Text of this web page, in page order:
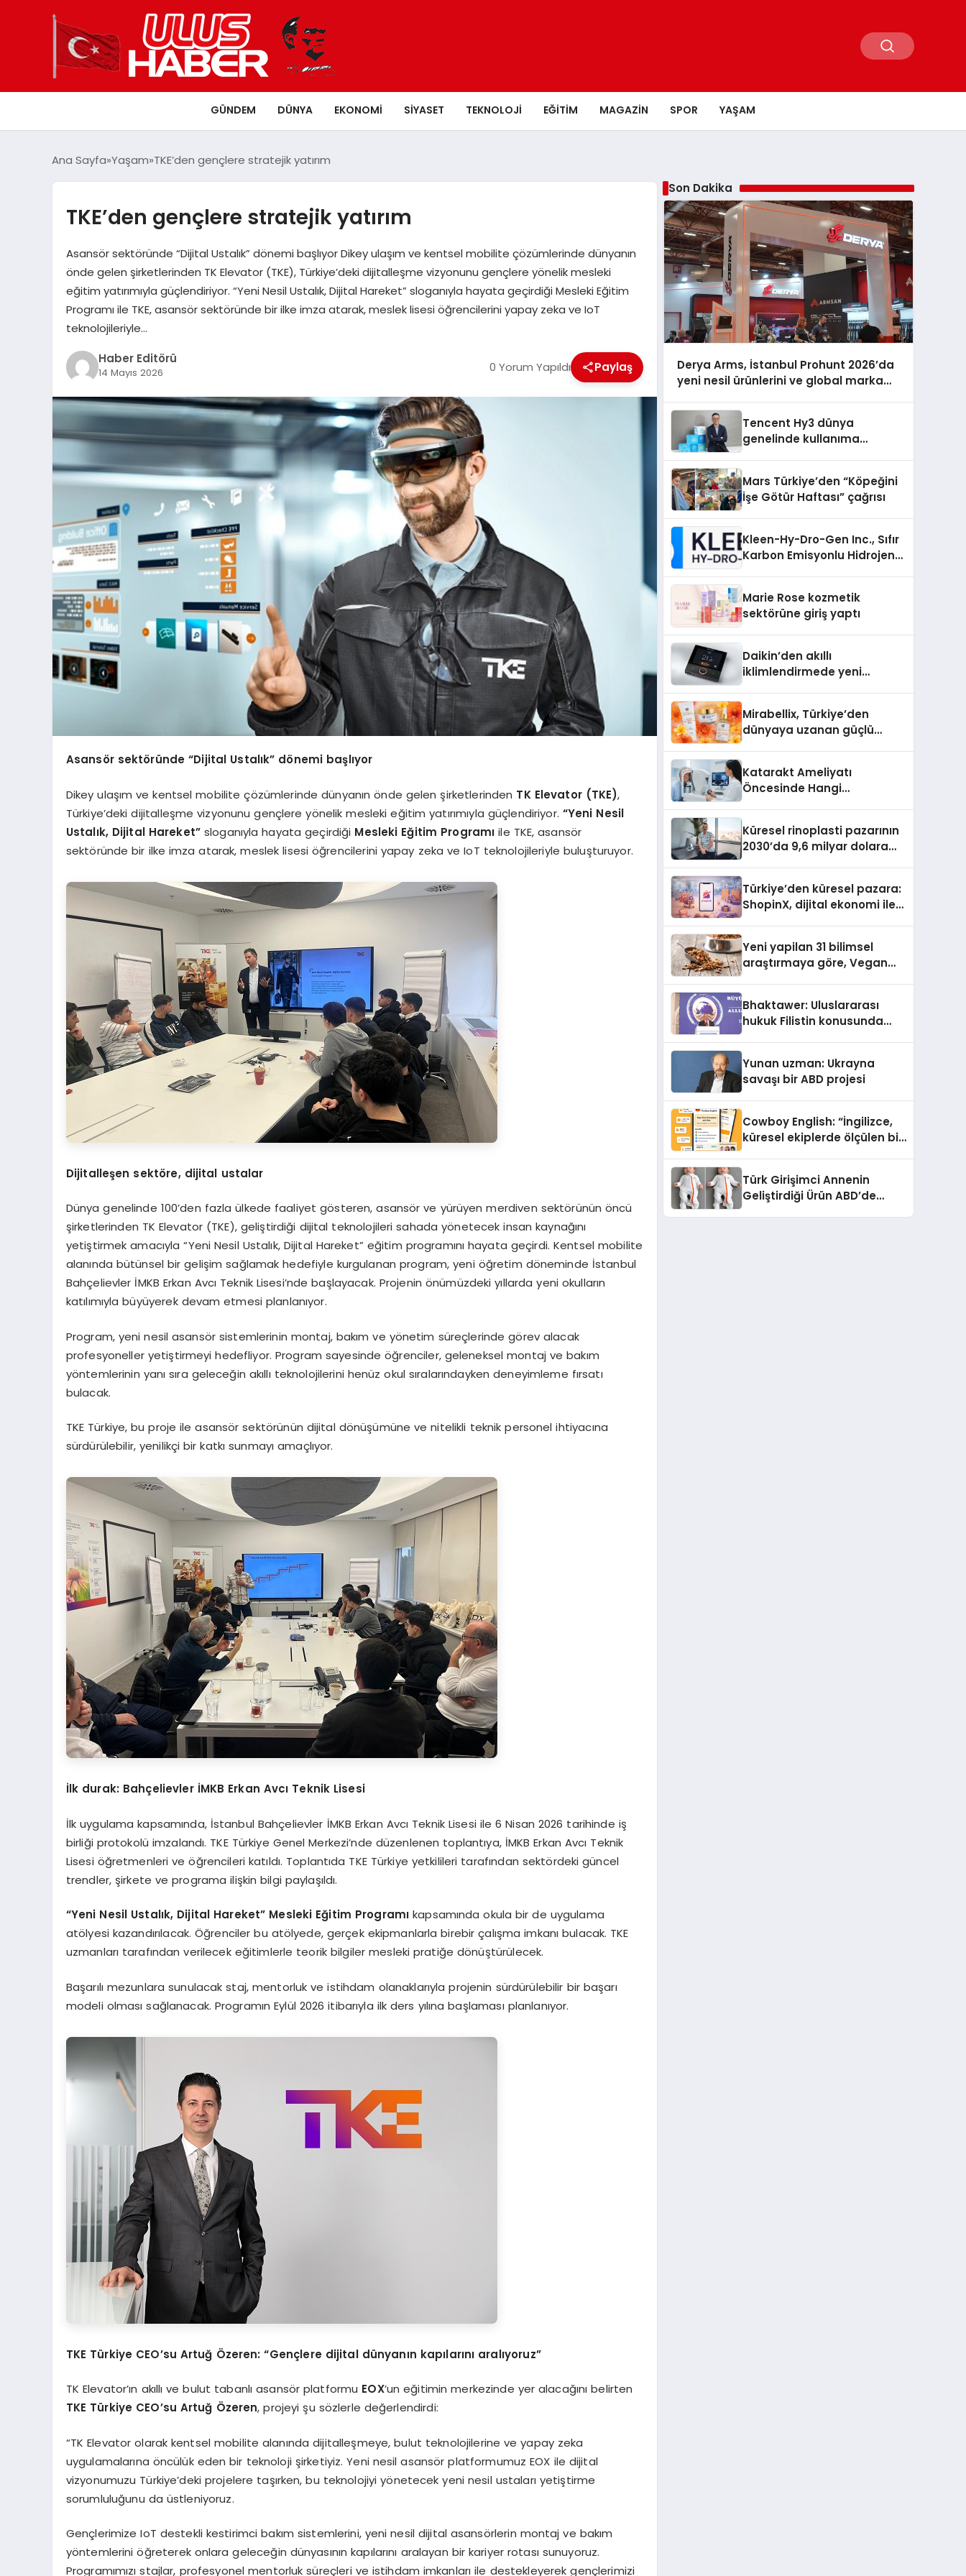
GÜNDEM DÜNYA EKONOMI SIYASET TEKNOLOJI EĞITIM MAGAZIN SPOR YAŞAM
Ana Sayfa Yaşam TKE’den gençlere stratejik yatırım
TKE’den gençlere stratejik yatırım
Asansör sektöründe “Dijital Ustalık” dönemi başlıyor Dikey ulaşım ve kentsel mobilite çözümlerinde dünyanın
önde gelen şirketlerinden TK Elevator (TKE), Türkiye’deki dijitalleşme vizyonunu gençlere yönelik mesleki
eğitim yatırımıyla güçlendiriyor. “Yeni Nesil Ustalık, Dijital Hareket” sloganıyla hayata geçirdiği Mesleki Eğitim
Programı ile TKE, asansör sektöründe bir ilke imza atarak, meslek lisesi öğrencilerini yapay zeka ve IoT
teknolojileriyle…
Haber Editörü
14 Mayıs 2026 0 Yorum Yapıldı Paylaş
Asansör sektöründe “Dijital Ustalık” dönemi başlıyor
Dikey ulaşım ve kentsel mobilite çözümlerinde dünyanın önde gelen şirketlerinden TK Elevator (TKE),
Türkiye’deki dijitalleşme vizyonunu gençlere yönelik mesleki eğitim yatırımıyla güçlendiriyor. “Yeni Nesil
Ustalık, Dijital Hareket” sloganıyla hayata geçirdiği Mesleki Eğitim Programı ile TKE, asansör
sektöründe bir ilke imza atarak, meslek lisesi öğrencilerini yapay zeka ve IoT teknolojileriyle buluşturuyor.
Dijitalleşen sektöre, dijital ustalar
Dünya genelinde 100’den fazla ülkede faaliyet gösteren, asansör ve yürüyen merdiven sektörünün öncü
şirketlerinden TK Elevator (TKE), geliştirdiği dijital teknolojileri sahada yönetecek insan kaynağını
yetiştirmek amacıyla “Yeni Nesil Ustalık, Dijital Hareket” eğitim programını hayata geçirdi. Kentsel mobilite
alanında bütünsel bir gelişim sağlamak hedefiyle kurgulanan program, yeni öğretim döneminde İstanbul
Bahçelievler İMKB Erkan Avcı Teknik Lisesi’nde başlayacak. Projenin önümüzdeki yıllarda yeni okulların
katılımıyla büyüyerek devam etmesi planlanıyor.
Program, yeni nesil asansör sistemlerinin montaj, bakım ve yönetim süreçlerinde görev alacak
profesyoneller yetiştirmeyi hedefliyor. Program sayesinde öğrenciler, geleneksel montaj ve bakım
yöntemlerinin yanı sıra geleceğin akıllı teknolojilerini henüz okul sıralarındayken deneyimleme fırsatı
bulacak.
TKE Türkiye, bu proje ile asansör sektörünün dijital dönüşümüne ve nitelikli teknik personel ihtiyacına
sürdürülebilir, yenilikçi bir katkı sunmayı amaçlıyor.
İlk durak: Bahçelievler İMKB Erkan Avcı Teknik Lisesi
İlk uygulama kapsamında, İstanbul Bahçelievler İMKB Erkan Avcı Teknik Lisesi ile 6 Nisan 2026 tarihinde iş
birliği protokolü imzalandı. TKE Türkiye Genel Merkezi’nde düzenlenen toplantıya, İMKB Erkan Avcı Teknik
Lisesi öğretmenleri ve öğrencileri katıldı. Toplantıda TKE Türkiye yetkilileri tarafından sektördeki güncel
trendler, şirkete ve programa ilişkin bilgi paylaşıldı.
“Yeni Nesil Ustalık, Dijital Hareket” Mesleki Eğitim Programı kapsamında okula bir de uygulama
atölyesi kazandırılacak. Öğrenciler bu atölyede, gerçek ekipmanlarla birebir çalışma imkanı bulacak. TKE
uzmanları tarafından verilecek eğitimlerle teorik bilgiler mesleki pratiğe dönüştürülecek.
Başarılı mezunlara sunulacak staj, mentorluk ve istihdam olanaklarıyla projenin sürdürülebilir bir başarı
modeli olması sağlanacak. Programın Eylül 2026 itibarıyla ilk ders yılına başlaması planlanıyor.
TKE Türkiye CEO’su Artuğ Özeren:“Gençlere dijital dünyanın kapılarını aralıyoruz”
TK Elevator’ın akıllı ve bulut tabanlı asansör platformu EOX’un eğitimin merkezinde yer alacağını belirten
TKE Türkiye CEO’su Artuğ Özeren, projeyi şu sözlerle değerlendirdi:
“TK Elevator olarak kentsel mobilite alanında dijitalleşmeye, bulut teknolojilerine ve yapay zeka
uygulamalarına öncülük eden bir teknoloji şirketiyiz. Yeni nesil asansör platformumuz EOX ile dijital
vizyonumuzu Türkiye’deki projelere taşırken, bu teknolojiyi yönetecek yeni nesil ustaları yetiştirme
sorumluluğunu da üstleniyoruz.
Gençlerimize IoT destekli kestirimci bakım sistemlerini, yeni nesil dijital asansörlerin montaj ve bakım
yöntemlerini öğreterek onlara geleceğin dünyasının kapılarını aralayan bir kariyer rotası sunuyoruz.
Programımızı stajlar, profesyonel mentorluk süreçleri ve istihdam imkanları ile destekleyerek gençlerimizi
Son Dakika
Derya Arms, İstanbul Prohunt 2026’da
yeni nesil ürünlerini ve global marka
Tencent Hy3 dünya
genelinde kullanıma
Mars Türkiye’den “Köpeğini
İşe Götür Haftası” çağrısı
Kleen-Hy-Dro-Gen Inc., Sıfır
Karbon Emisyonlu Hidrojen
Aldı
Marie Rose kozmetik
sektörüne giriş yaptı
Daikin’den akıllı
iklimlendirmede yeni
Mirabellix, Türkiye’den
dünyaya uzanan güçlü
Katarakt Ameliyatı
Öncesinde Hangi
Küresel rinoplasti pazarının
2030’da 9,6 milyar dolara
Türkiye’den küresel pazara:
ShopinX, dijital ekonomi ile
Yeni yapilan 31 bilimsel
araştırmaya göre, Vegan
Sindirildiğini Ortaya Koydu
Bhaktawer: Uluslararası
hukuk Filistin konusunda
Yunan uzman: Ukrayna
savaşı bir ABD projesi
Cowboy English: “İngilizce,
küresel ekiplerde ölçülen bir
Türk Girişimci Annenin
Geliştirdiği Ürün ABD’de